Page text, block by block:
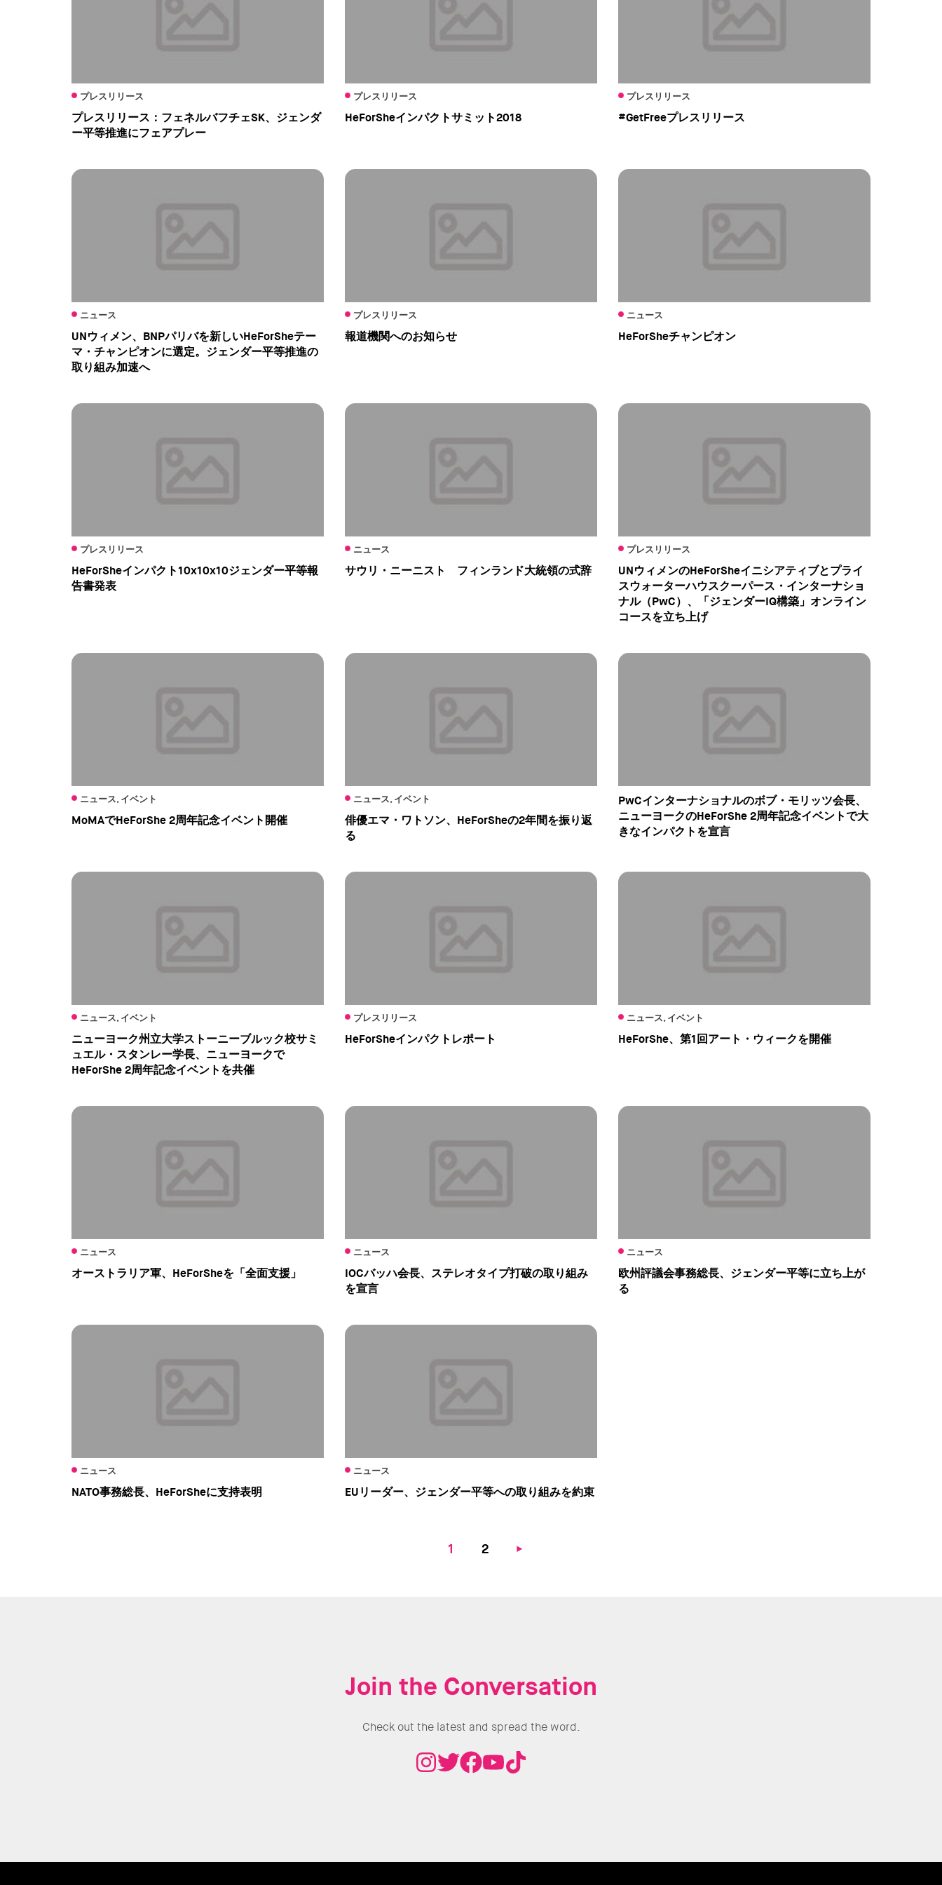
プレスリリース
プレスリリース：フェネルバフチェSK、ジェンダ
ー平等推進にフェアプレー
プレスリリース
HeForSheインパクトサミット2018
プレスリリース
#GetFreeプレスリリース
ニュース
UNウィメン、BNPパリバを新しいHeForSheテー
マ・チャンピオンに選定。ジェンダー平等推進の
取り組み加速へ
プレスリリース
報道機関へのお知らせ
ニュース
HeForSheチャンピオン
プレスリリース
HeForSheインパクト10x10x10ジェンダー平等報
告書発表
ニュース
サウリ・ニーニスト フィンランド大統領の式辞
プレスリリース
UNウィメンのHeForSheイニシアティブとプライ
スウォーターハウスクーパース・インターナショ
ナル（PwC）、「ジェンダーIQ構築」オンライン
コースを立ち上げ
ニュース, イベント
MoMAでHeForShe 2周年記念イベント開催
ニュース, イベント
俳優エマ・ワトソン、HeForSheの2年間を振り返
る
PwCインターナショナルのボブ・モリッツ会長、
ニューヨークのHeForShe 2周年記念イベントで大
きなインパクトを宣言
ニュース, イベント
ニューヨーク州立大学ストーニーブルック校サミ
ュエル・スタンレー学長、ニューヨークで
HeForShe 2周年記念イベントを共催
プレスリリース
HeForSheインパクトレポート
ニュース, イベント
HeForShe、第1回アート・ウィークを開催
ニュース
オーストラリア軍、HeForSheを「全面支援」
ニュース
IOCバッハ会長、ステレオタイプ打破の取り組み
を宣言
ニュース
欧州評議会事務総長、ジェンダー平等に立ち上が
る
ニュース
NATO事務総長、HeForSheに支持表明
ニュース
EUリーダー、ジェンダー平等への取り組みを約束
Current
1 Page
2
Next
Join the Conversation
Check out the latest and spread the word.